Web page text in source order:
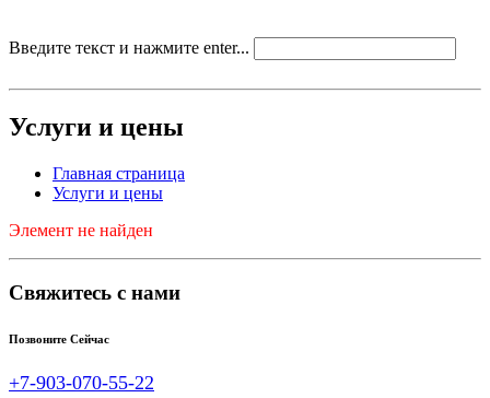
Введите текст и нажмите enter...
Услуги и цены
Главная страница
Услуги и цены
Элемент не найден
Свяжитесь с нами
Позвоните Сейчас
+7-903-070-55-22